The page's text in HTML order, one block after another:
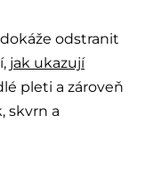
odstranit
jak ukazují
pleti a zároveň
skvrn a